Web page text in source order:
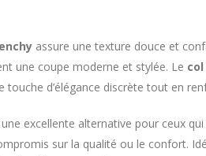
assure une texture douce et
une coupe moderne et stylée. Le
touche d’élégance discrète tout en
excellente alternative pour ceux
sur la qualité ou le confort.